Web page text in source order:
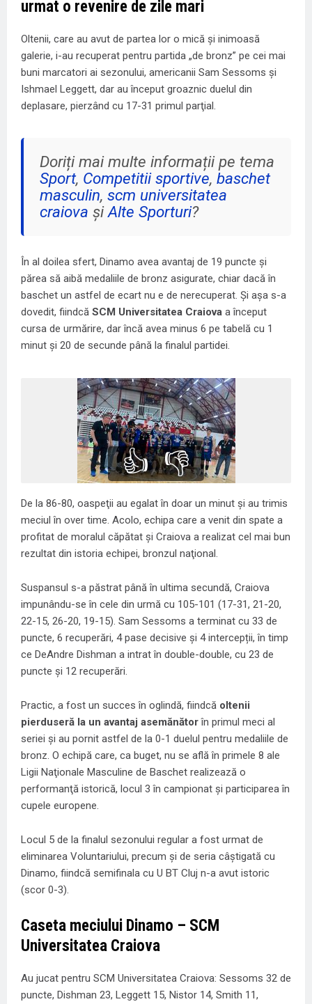
urmat o revenire de zile mari
Oltenii, care au avut de partea lor o mică şi inimoasă
galerie, i-au recuperat pentru partida „de bronz” pe cei mai
buni marcatori ai sezonului, americanii Sam Sessoms şi
Ishmael Leggett, dar au început groaznic duelul din
deplasare, pierzând cu 17-31 primul parţial.
Doriți mai multe informații pe tema
Sport, Competitii sportive, baschet
masculin, scm universitatea
craiova șiAlte Sporturi?
În al doilea sfert, Dinamo avea avantaj de 19 puncte şi
părea să aibă medaliile de bronz asigurate, chiar dacă în
baschet un astfel de ecart nu e de nerecuperat. Şi aşa s-a
dovedit, fiindcă SCM Universitatea Craiova a început
cursa de urmărire, dar încă avea minus 6 pe tabelă cu 1
minut şi 20 de secunde până la finalul partidei.
👍 👎
De la 86-80, oaspeţii au egalat în doar un minut şi au trimis
meciul în over time. Acolo, echipa care a venit din spate a
profitat de moralul căpătat şi Craiova a realizat cel mai bun
rezultat din istoria echipei, bronzul naţional.
Suspansul s-a păstrat până în ultima secundă, Craiova
impunându-se în cele din urmă cu 105-101 (17-31, 21-20,
22-15, 26-20, 19-15). Sam Sessoms a terminat cu 33 de
puncte, 6 recuperări, 4 pase decisive și 4 intercepții, în timp
ce DeAndre Dishman a intrat în double-double, cu 23 de
puncte și 12 recuperări.
Practic, a fost un succes în oglindă, fiindcă oltenii
pierduseră la un avantaj asemănătorîn primul meci al
seriei şi au pornit astfel de la 0-1 duelul pentru medaliile de
bronz. O echipă care, ca buget, nu se află în primele 8 ale
Ligii Naţionale Masculine de Baschet realizează o
performanţă istorică, locul 3 în campionat şi participarea în
cupele europene.
Locul 5 de la finalul sezonului regular a fost urmat de
eliminarea Voluntariului, precum şi de seria câştigată cu
Dinamo, fiindcă semifinala cu U BT Cluj n-a avut istoric
(scor 0-3).
Caseta meciului Dinamo – SCM
Universitatea Craiova
Au jucat pentru SCM Universitatea Craiova: Sessoms 32 de
puncte, Dishman 23, Leggett 15, Nistor 14, Smith 11,